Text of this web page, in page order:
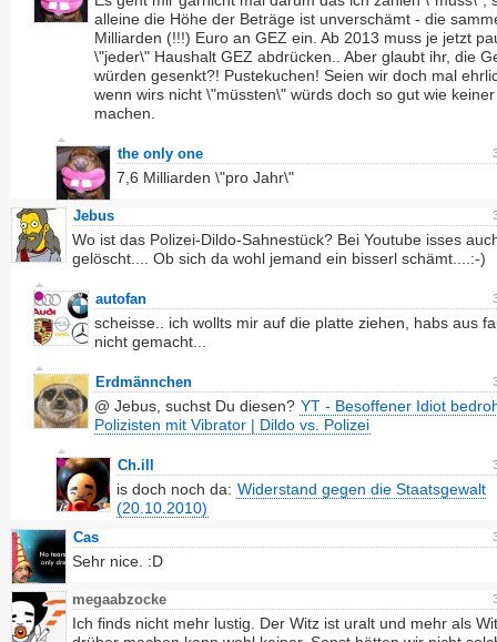
alleine die Höhe der Beträge ist unverschämt - die
Milliarden (!!!) Euro an GEZ ein. Ab 2013 muss je jetzt
\"jeder\" Haushalt GEZ abdrücken.. Aber glaubt ihr, die
würden gesenkt?! Pustekuchen! Seien wir doch mal
wenn wirs nicht \"müssten\" würds doch so gut wie keiner
machen.
the only one
7,6 Milliarden \"pro Jahr\"
Jebus
Wo ist das Polizei-Dildo-Sahnestück? Bei Youtube isses
gelöscht.... Ob sich da wohl jemand ein bisserl schämt....:-)
autofan
scheisse.. ich wollts mir auf die platte ziehen, habs aus
nicht gemacht...
Erdmännchen
@ Jebus, suchst Du diesen? YT - Besoffener Idiot
Polizisten mit Vibrator | Dildo vs. Polizei
Ch.ill
is doch noch da: Widerstand gegen die Staatsgewalt
(20.10.2010)
Cas
Sehr nice. :D
megaabzocke
Ich finds nicht mehr lustig. Der Witz ist uralt und mehr als